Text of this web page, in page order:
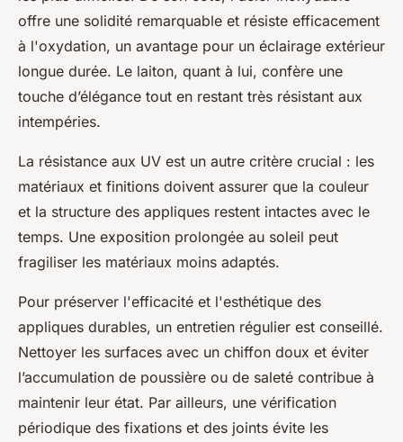
offre une solidité remarquable et résiste efficacement
à l'oxydation, un avantage pour un éclairage extérieur
longue durée. Le laiton, quant à lui, confère une
touche d’élégance tout en restant très résistant aux
intempéries.
La résistance aux UV est un autre critère crucial : les
matériaux et finitions doivent assurer que la couleur
et la structure des appliques restent intactes avec le
temps. Une exposition prolongée au soleil peut
fragiliser les matériaux moins adaptés.
Pour préserver l'efficacité et l'esthétique des
appliques durables, un entretien régulier est conseillé.
Nettoyer les surfaces avec un chiffon doux et éviter
l’accumulation de poussière ou de saleté contribue à
maintenir leur état. Par ailleurs, une vérification
périodique des fixations et des joints évite les